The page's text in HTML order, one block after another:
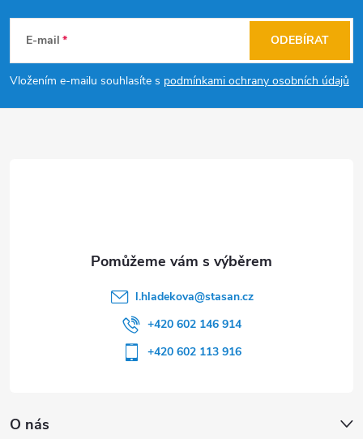
p
a
E-mail
Vložením e-mailu souhlasíte s podmínkami ochrany osobních údajů
ODEBÍRAT
O nás
l.hladekova@stasan.cz
+420 602 146 914
+420 602 113 916